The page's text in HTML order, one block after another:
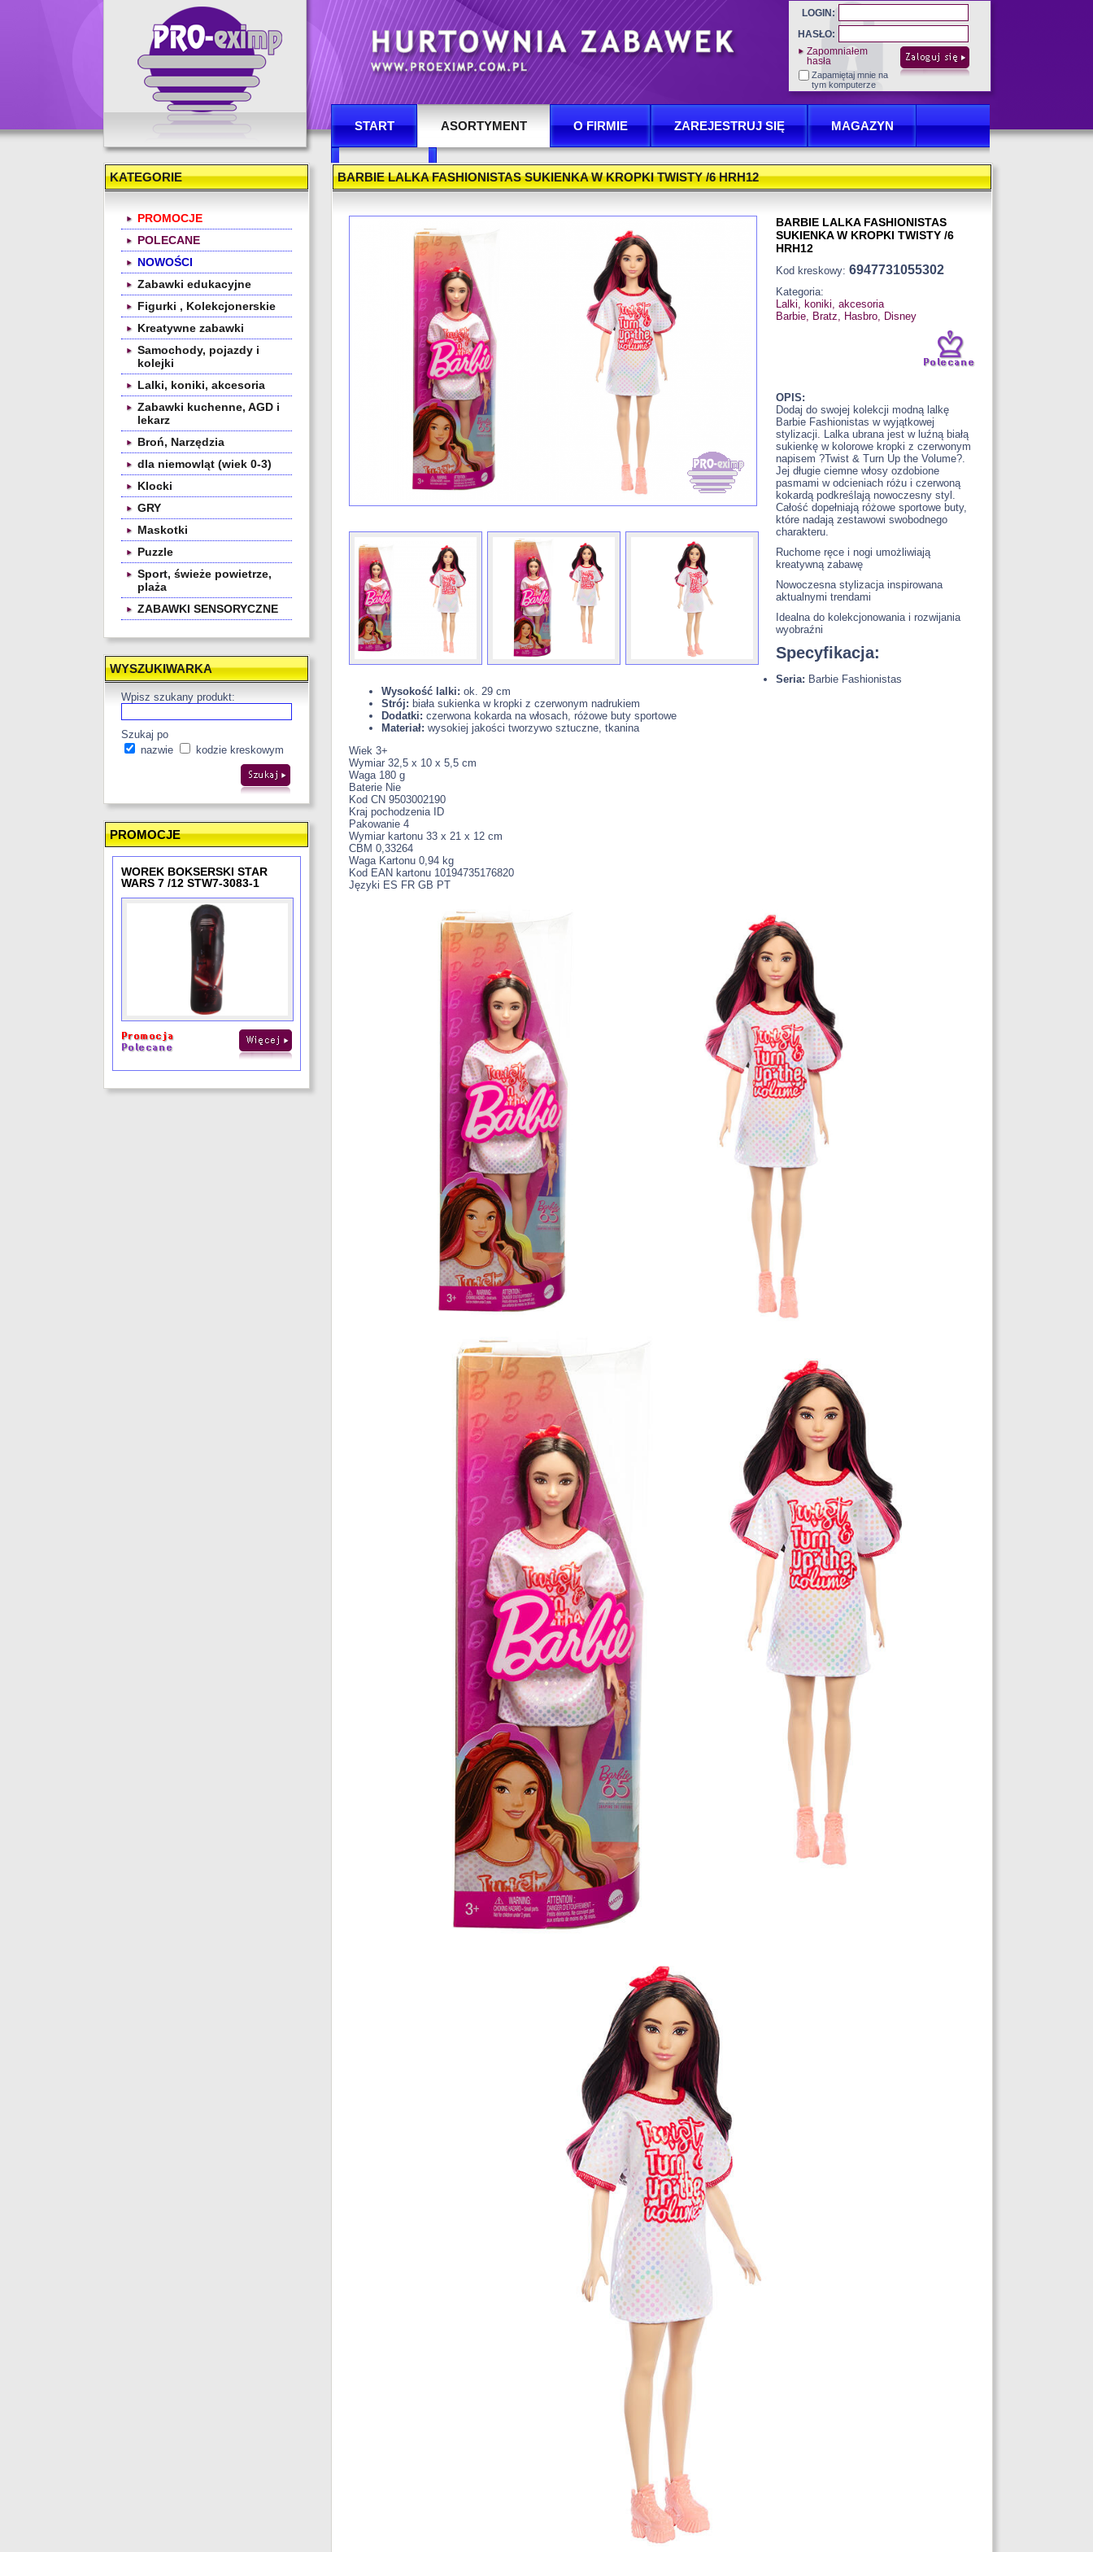
Hurtownia zabawek
LOGIN:
HASŁO:
Zapomniałem
hasła
Zapamiętaj mnie na
tym komputerze
START ASORTYMENT O FIRMIE ZAREJESTRUJ SIĘ MAGAZYN
KONTAKT
KATEGORIE
PROMOCJE
POLECANE
NOWOŚCI
Zabawki edukacyjne
Figurki , Kolekcjonerskie
Kreatywne zabawki
Samochody, pojazdy i
kolejki
Lalki, koniki, akcesoria
Zabawki kuchenne, AGD i
lekarz
Broń, Narzędzia
dla niemowląt (wiek 0-3)
Klocki
GRY
Maskotki
Puzzle
Sport, świeże powietrze,
plaża
ZABAWKI SENSORYCZNE
WYSZUKIWARKA
Wpisz szukany produkt:
Szukaj po
nazwie
kodzie kreskowym
PROMOCJE
WOREK BOKSERSKI STAR
WARS 7 /12 STW7-3083-1
BARBIE LALKA FASHIONISTAS SUKIENKA W KROPKI TWISTY /6 HRH12
BARBIE LALKA FASHIONISTAS
SUKIENKA W KROPKI TWISTY /6
HRH12
Kod kreskowy: 6947731055302
Kategoria:
Lalki, koniki, akcesoria
Barbie, Bratz, Hasbro, Disney
OPIS:
Dodaj do swojej kolekcji modną lalkę
Barbie Fashionistas w wyjątkowej
stylizacji. Lalka ubrana jest w luźną białą
sukienkę w kolorowe kropki z czerwonym
napisem ?Twist & Turn Up the Volume?.
Jej długie ciemne włosy ozdobione
pasmami w odcieniach różu i czerwoną
kokardą podkreślają nowoczesny styl.
Całość dopełniają różowe sportowe buty,
które nadają zestawowi swobodnego
charakteru.
Ruchome ręce i nogi umożliwiają
kreatywną zabawę
Nowoczesna stylizacja inspirowana
aktualnymi trendami
Idealna do kolekcjonowania i rozwijania
wyobraźni
Specyfikacja:
Seria: Barbie Fashionistas
Wysokość lalki: ok. 29 cm
Strój: biała sukienka w kropki z czerwonym nadrukiem
Dodatki: czerwona kokarda na włosach, różowe buty sportowe
Materiał: wysokiej jakości tworzywo sztuczne, tkanina
Wiek 3+
Wymiar 32,5 x 10 x 5,5 cm
Waga 180 g
Baterie Nie
Kod CN 9503002190
Kraj pochodzenia ID
Pakowanie 4
Wymiar kartonu 33 x 21 x 12 cm
CBM 0,33264
Waga Kartonu 0,94 kg
Kod EAN kartonu 10194735176820
Języki ES FR GB PT